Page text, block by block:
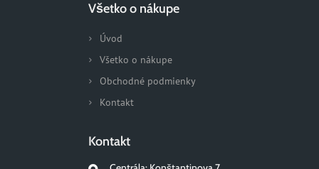
Všetko o nákupe
Úvod
Všetko o nákupe
Obchodné podmienky
Kontakt
Kontakt